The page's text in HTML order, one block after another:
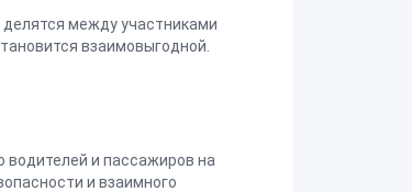
между участниками
взаимовыгодной.
и пассажиров на
и взаимного